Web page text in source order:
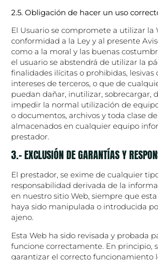
2.5. Obligación de hacer un uso
El Usuario se compromete a utilizar la
conformidad a la Ley y al presente
como a la moral y las buenas
el usuario se abstendrá de utilizar la
finalidades ilícitas o prohibidas, lesivas
intereses de terceros, o que de
puedan dañar, inutilizar, sobrecargar,
impedir la normal utilización de
o documentos, archivos y toda clase
almacenados en cualquier equipo
prestador.
3.- EXCLUSIÓN DE GARANTÍAS Y
El prestador, se exime de cualquier
responsabilidad derivada de la
en nuestro sitio Web, siempre que
haya sido manipulada o introducida
ajeno.
Esta Web ha sido revisada y probada
funcione correctamente. En principio,
garantizar el correcto funcionamiento